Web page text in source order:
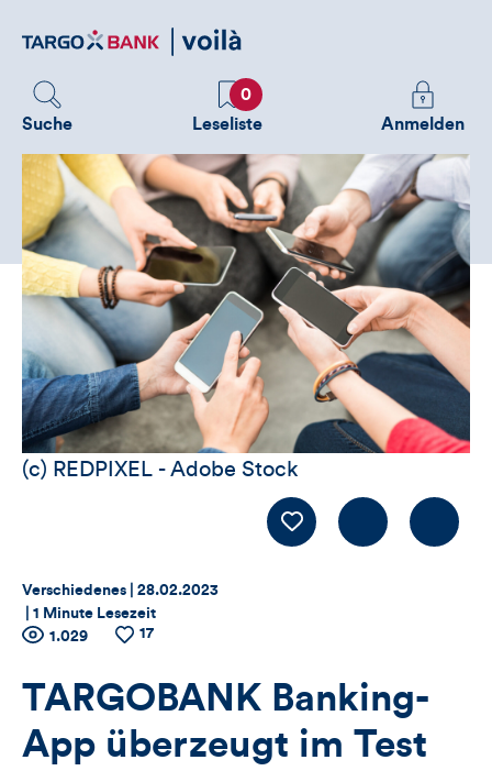
zum
Suche
Favoriten
0
Leseliste
Melden
Sie
an
um
zusätzliche
zu
sehen
Anmelden
(c) REDPIXEL - Adobe Stock
LIKE Kommentieren
Thema:
Verschiedenes | Datum:
28.02.2023
1 Minute Lesezeit
Zähler
für
Views,
Anzahl
Views
1.029
Anzahl
Likes
17
TARGOBANK Banking-
App überzeugt im Test